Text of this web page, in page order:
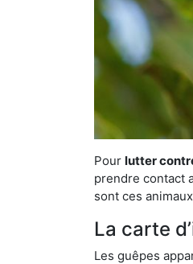
Pour lutter
prendre contact
sont ces
La carte
Les guêpes